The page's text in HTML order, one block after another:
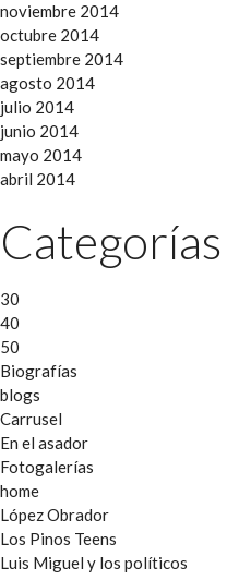
noviembre 2014
octubre 2014
septiembre 2014
agosto 2014
julio 2014
junio 2014
mayo 2014
abril 2014
Categorías
30
40
50
Biografías
blogs
Carrusel
En el asador
Fotogalerías
home
López Obrador
Los Pinos Teens
Luis Miguel y los políticos